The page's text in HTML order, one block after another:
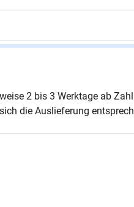
2 bis 3 Werktage ab
die Auslieferung